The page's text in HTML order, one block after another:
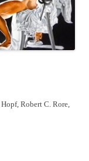
Robert C. Rore,